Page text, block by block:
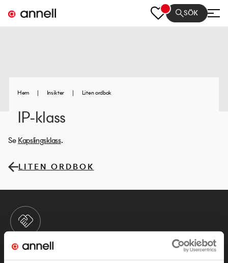
SÖK
Hem | Insikter | Liten ordbok
IP-klass
SeKapslingsklass.
LITEN ORDBOK
KONTAKTA OSS